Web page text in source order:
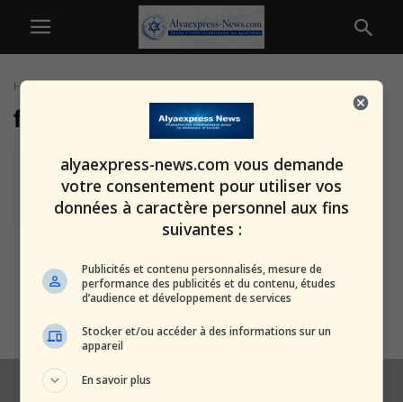
Home
familles israéliennes
Israël face à une vague d’exode :
multiplication par quatre de...
alxprss_sab 12 novembre 2025
Faites attention lors de votre
mariage : ne vous retrouvez
pas...
26 septembre 2025
alyaexpress-news.com vous demande
votre consentement pour utiliser vos
données à caractère personnel aux fins
suivantes :
Publicités et contenu personnalisés, mesure de
performance des publicités et du contenu, études
d’audience et développement de services
Stocker et/ou accéder à des informations sur un
appareil
En savoir plus